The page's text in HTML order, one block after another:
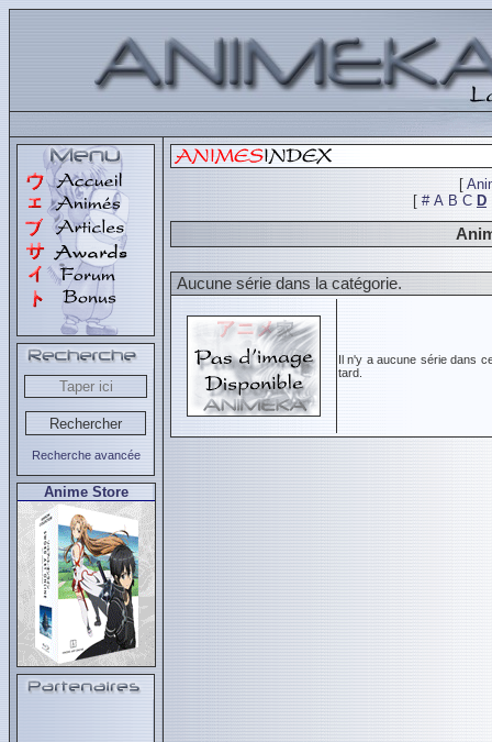
Recherche avancée
Anime Store
[
[ # A B C D
Aucune série dans la catégorie.
Il n'y a aucune série dans
tard.